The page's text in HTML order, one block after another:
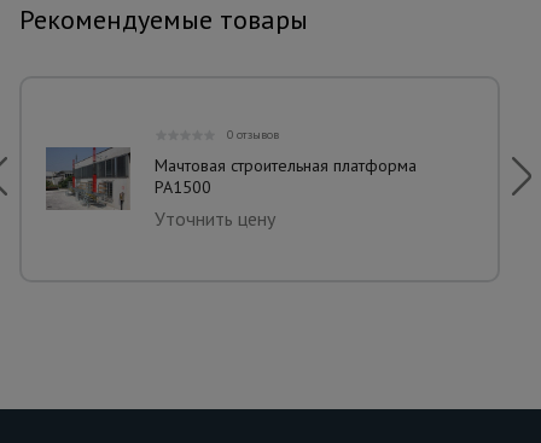
Рекомендуемые товары
0 отзывов
Мачтовая строительная платформа
РА1500
Уточнить цену